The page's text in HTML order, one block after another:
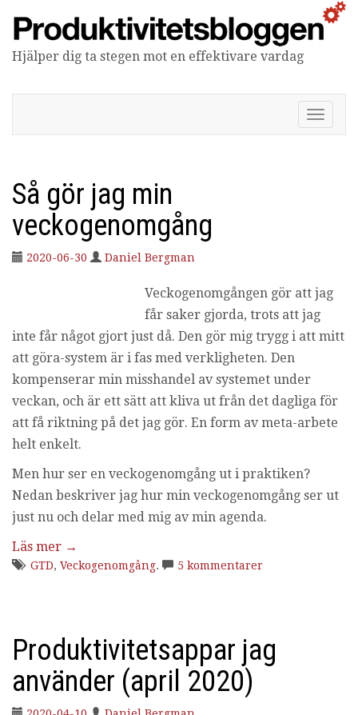
Hjälper dig ta stegen mot en effektivare vardag
V
i
v
g
e
g
Så gör jag min
veckogenomgång
2020-06-30 Daniel Bergman
Veckogenomgången gör att jag
får saker gjorda, trots att jag
inte får något gjort just då. Den gör mig trygg i att mitt
att göra-system är i fas med verkligheten. Den
kompenserar min misshandel av systemet under
veckan, och är ett sätt att kliva ut från det dagliga för
att få riktning på det jag gör. En form av meta-arbete
helt enkelt.
Men hur ser en veckogenomgång ut i praktiken?
Nedan beskriver jag hur min veckogenomgång ser ut
just nu och delar med mig av min agenda.
Läs mer →
GTD, Veckogenomgång. 5 kommentarer
Produktivitetsappar jag
använder (april 2020)